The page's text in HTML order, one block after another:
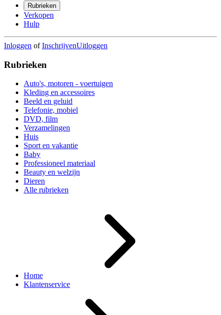
Rubrieken
Verkopen
Hulp
Inloggen ofInschrijvenUitloggen
Rubrieken
Auto's, motoren - voertuigen
Kleding en accessoires
Beeld en geluid
Telefonie, mobiel
DVD, film
Verzamelingen
Huis
Sport en vakantie
Baby
Professioneel materiaal
Beauty en welzijn
Dieren
Alle rubrieken
Home
Klantenservice